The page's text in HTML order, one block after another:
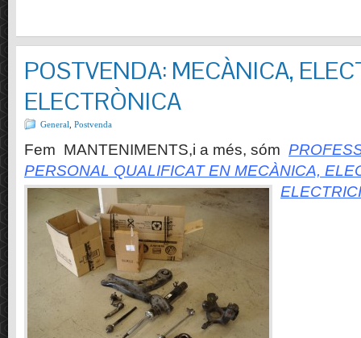
POSTVENDA: MECÀNICA,
ELECTRÒNICA
General Postvenda
Fem MANTENIMENTS,i a més, sóm
PERSONAL QUALIFICAT EN MECÀNICA,